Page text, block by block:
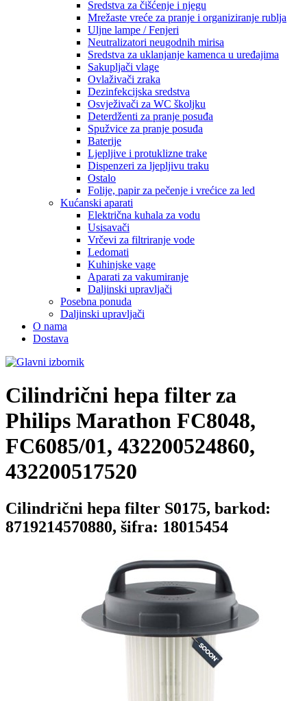
Sredstva za čišćenje i njegu
Mrežaste vreće za pranje i organiziranje rublja
Uljne lampe / Fenjeri
Neutralizatori neugodnih mirisa
Sredstva za uklanjanje kamenca u uređajima
Sakupljači vlage
Ovlaživači zraka
Dezinfekcijska sredstva
Osvježivači za WC školjku
Deterdženti za pranje posuđa
Spužvice za pranje posuđa
Baterije
Ljepljive i protuklizne trake
Dispenzeri za ljepljivu traku
Ostalo
Folije, papir za pečenje i vrećice za led
Kućanski aparati
Električna kuhala za vodu
Usisavači
Vrčevi za filtriranje vode
Ledomati
Kuhinjske vage
Aparati za vakumiranje
Daljinski upravljači
Posebna ponuda
Daljinski upravljači
O nama
Dostava
Cilindrični hepa filter za
Philips Marathon FC8048,
FC6085/01, 432200524860,
432200517520
Cilindrični hepa filter S0175, barkod:
8719214570880, šifra: 18015454